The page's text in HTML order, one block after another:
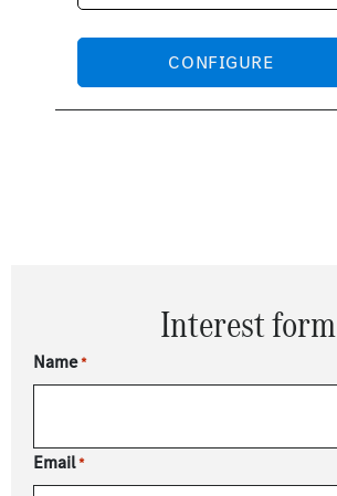
CONFIGURE
Interest form
Name*
Email*